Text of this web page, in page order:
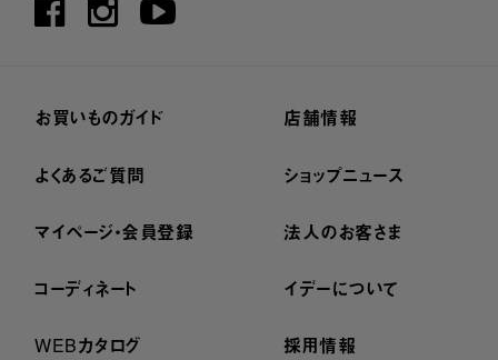
お買いものガイド
よくあるご質問
マイページ・会員登録
コーディネート
WEBカタログ
店舗情報
ショップニュース
法人のお客さま
イデーについて
採用情報